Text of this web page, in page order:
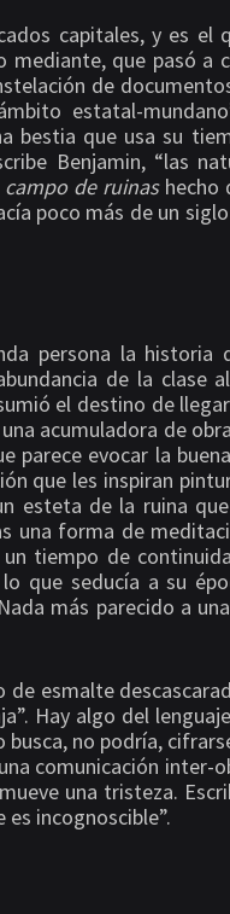
capitales, y es el
mediante, que pasó a
de
estatal-
bestia que usa su
Benjamin, “las
de ruinashecho
poco más de un
persona la historia
de la clase
el destino de
acumuladora de
parece evocar la
que les inspiran
esteta de la ruina
una forma de
tiempo de
que seducía a su
más parecido a
de esmalte
Hay algo del
no podría,
comunicación inter-
una tristeza.
incognoscible”.